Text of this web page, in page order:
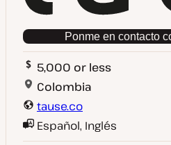
Ponme en contacto
5,000 or less
Colombia
tause.co
Español, Inglés